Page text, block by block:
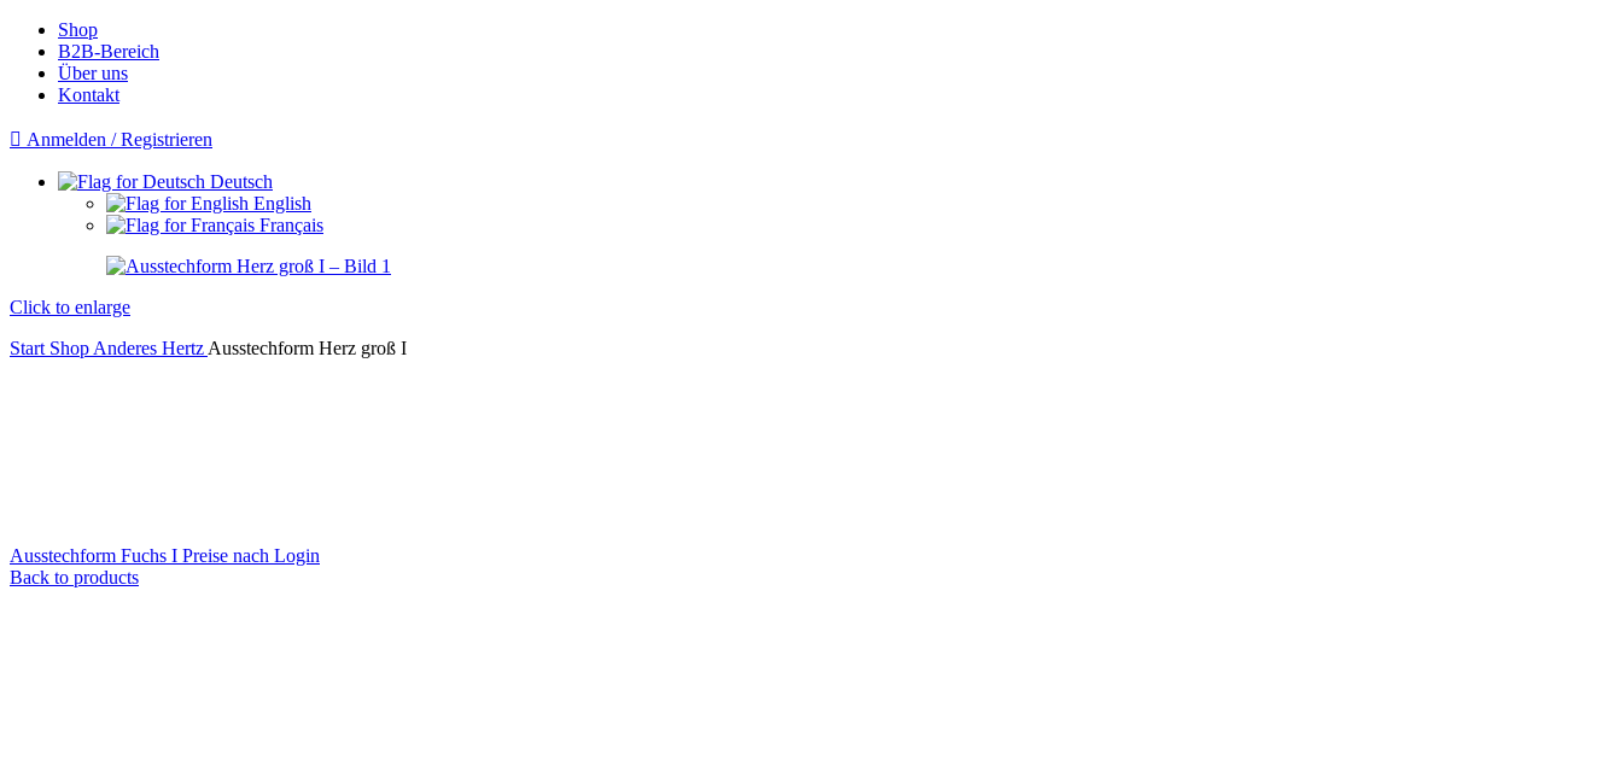
Shop
B2B-Bereich
Über uns
Kontakt
Anmelden / Registrieren
Deutsch
English
Français
Click to enlarge
Start Shop Anderes Hertz Ausstechform Herz groß I
Ausstechform Fuchs I Preise nach Login
Back to products